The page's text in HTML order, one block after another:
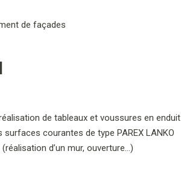
de façades
de tableaux et voussures en enduit
courantes de type PAREX LANKO
d’un mur, ouverture…)